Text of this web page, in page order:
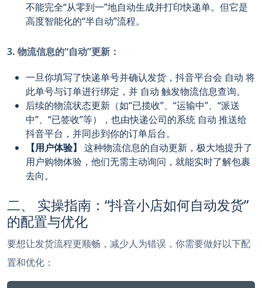
不能完全“从零到一”地自动生成并打印快递单。但它是
高度智能化的“半自动”流程。
3. 物流信息的“自动”更新：
一旦你填写了快递单号并确认发货，抖音平台会 自动 将
此单号与订单进行绑定，并 自动 触发物流信息查询。
后续的物流状态更新（如“已揽收”、“运输中”、“派送
中”、“已签收”等），也由快递公司的系统 自动 推送给
抖音平台，并同步到你的订单后台。
【用户体验】
这种物流信息的自动更新，极大地提升了
用户购物体验，他们无需主动询问，就能实时了解包裹
去向。
二、 实操指南：“抖音小店如何自动发货”
的配置与优化
要想让发货流程更顺畅，减少人为错误，你需要做好以下配
置和优化：